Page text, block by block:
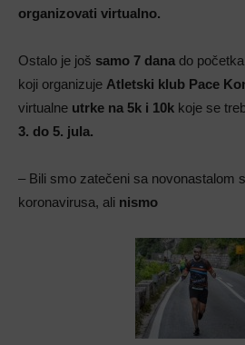
organizovati virtualno.
Ostalo je još samo 7 dana do
koji organizuje Atletski klub Pace
virtualne utrke na 5k i 10k koje se
3. do 5. jula.
– Bili smo zatečeni sa novonastalom
koronavirusa, ali nismo